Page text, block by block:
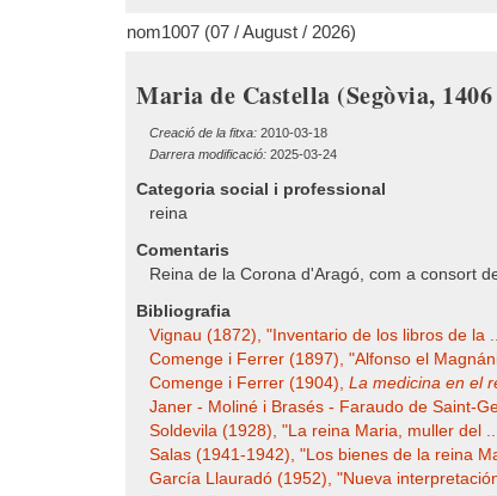
nom1007 (07 / August / 2026)
Maria de Castella (Segòvia,
Creació de la fitxa: 2010-03-18
Darrera modificació: 2025-03-24
Categoria social i professional
reina
Comentaris
Reina de la Corona d'Aragó, com a consort
Bibliografia
Vignau (1872), "Inventario de los libros de la
Comenge i Ferrer (1897), "Alfonso el
Comenge i Ferrer (1904), La medicina en el
Janer - Moliné i Brasés - Faraudo de Saint-
Soldevila (1928), "La reina Maria, muller del
Salas (1941-1942), "Los bienes de la reina
García Llauradó (1952), "Nueva